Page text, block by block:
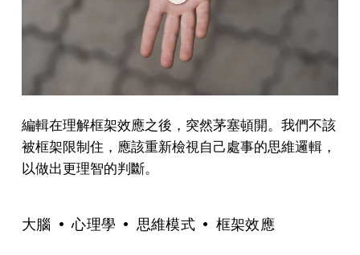
編輯在理解框架效應之後，突然茅塞頓開。我們不該
被框架限制住，應該重新檢視自己處事的思維邏輯，
以做出更理智的判斷。
大腦 心理學 思維模式 框架效應